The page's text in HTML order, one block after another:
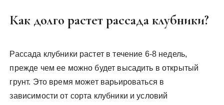
Как долго растет рассада клубники?
Рассада клубники растет в течение 6-8 недель,
прежде чем ее можно будет высадить в открытый
грунт. Это время может варьироваться в
зависимости от сорта клубники и условий